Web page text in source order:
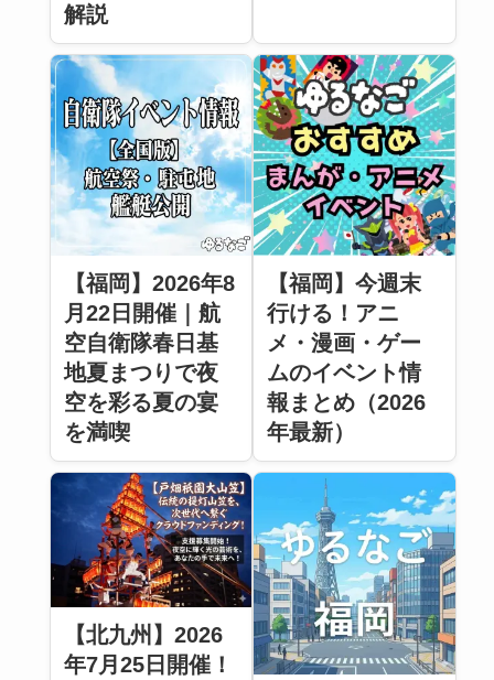
解説
【福岡】2026年8
月22日開催｜航
空自衛隊春日基
地夏まつりで夜
空を彩る夏の宴
を満喫
【福岡】今週末
行ける！アニ
メ・漫画・ゲー
ムのイベント情
報まとめ（2026
年最新）
【北九州】2026
年7月25日開催！